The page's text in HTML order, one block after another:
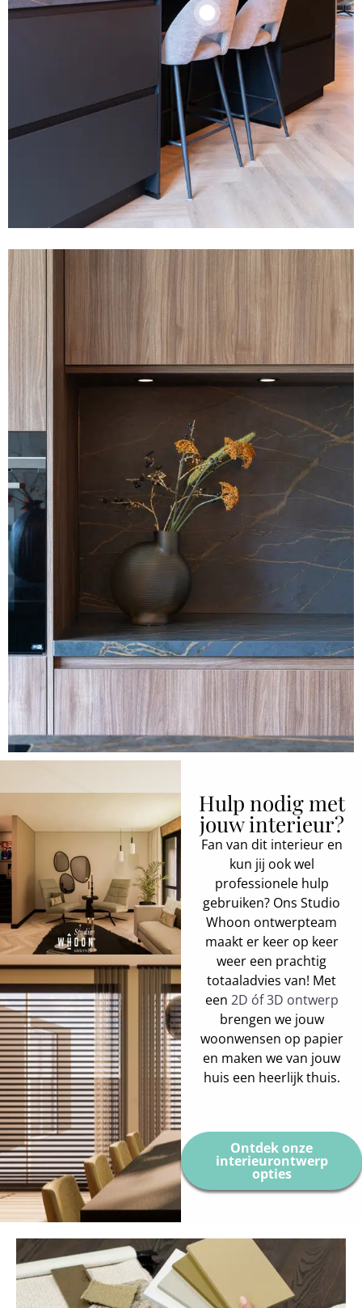
Hulp nodig met
jouw interieur?
Fan van dit interieur en
kun jij ook wel
professionele hulp
gebruiken? Ons Studio
Whoon ontwerpteam
maakt er keer op keer
weer een prachtig
totaaladvies van! Met
een 2D óf 3D ontwerp
brengen we jouw
woonwensen op papier
en maken we van jouw
huis een heerlijk thuis.
Ontdek onze
interieurontwerp
opties